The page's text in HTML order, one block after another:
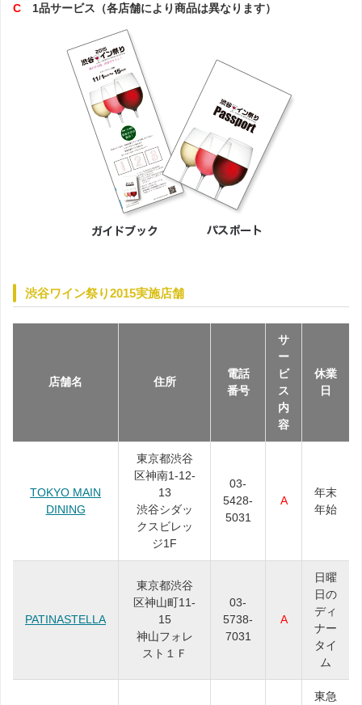
C 1品サービス（各店舗により商品は異なります）
渋谷ワイン祭り2015実施店舗
店舗名 住所
電話
番号
サ
ー
ビ
ス
内
容
休業
日
TOKYO MAIN
DINING
東京都渋谷
区神南1-12-
13
渋谷シダッ
クスビレッ
ジ1F
03-
5428-
5031
A
年末
年始
PATINASTELLA
東京都渋谷
区神山町11-
15
神山フォレ
スト１Ｆ
03-
5738-
7031
A
日曜
日の
ディ
ナー
タイ
ム
東急